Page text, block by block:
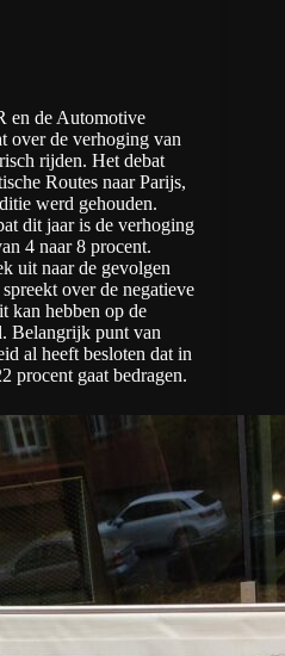
en de Automotive
over de verhoging van
rijden. Het debat
Routes naar Parijs,
werd gehouden.
dit jaar is de verhoging
4 naar 8 procent.
uit naar de gevolgen
over de negatieve
kan hebben op de
Belangrijk punt van
al heeft besloten dat in
procent gaat bedragen.